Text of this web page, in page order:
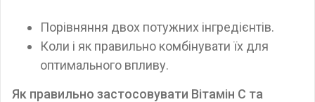
Порівняння двох потужних інгредієнтів.
Коли і як правильно комбінувати їх для
оптимального впливу.
Як правильно застосовувати Вітамін C та